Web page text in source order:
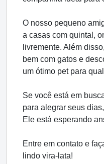
O nosso pequeno
a casas com quintal,
livremente. Além
bem com gatos e
um ótimo pet para
Se você está em
para alegrar seus
Ele está esperando
Entre em contato e
lindo vira-lata!